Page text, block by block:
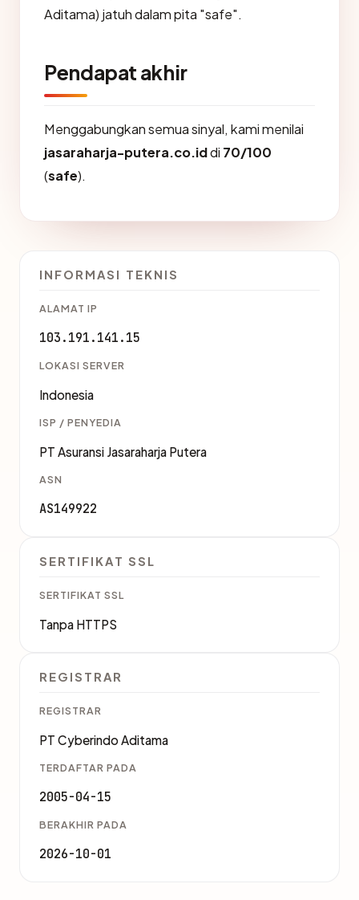
Aditama) jatuh dalam pita "safe".
Pendapat akhir
Menggabungkan semua sinyal, kami menilai
jasaraharja-putera.co.iddi 70/100
(safe).
INFORMASI TEKNIS
ALAMAT IP
103.191.141.15
LOKASI SERVER
Indonesia
ISP / PENYEDIA
PT Asuransi Jasaraharja Putera
ASN
AS149922
SERTIFIKAT SSL
SERTIFIKAT SSL
Tanpa HTTPS
REGISTRAR
REGISTRAR
PT Cyberindo Aditama
TERDAFTAR PADA
2005-04-15
BERAKHIR PADA
2026-10-01